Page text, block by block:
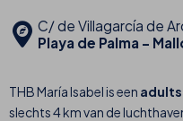
C/ de Villagarcía de
Playa de Palma -
THB María Isabel is een
slechts 4 km van de